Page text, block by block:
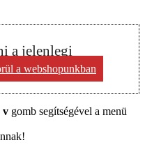
a jelenlegi
a webshopunkban
v gomb segítségével a menü